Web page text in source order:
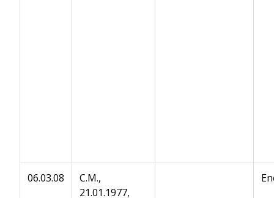
06.03.08
C.M.,
21.01.1977,